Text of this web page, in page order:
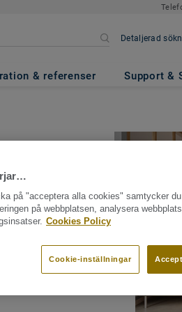
Detaljerad
& referenser Support &
sedan
hunnit bli
populäraste
relanserar våra
Extra och
på "acceptera alla cookies" samtycker
på webbplatsen, analysera
Cookies Policy
Cookie-inställningar